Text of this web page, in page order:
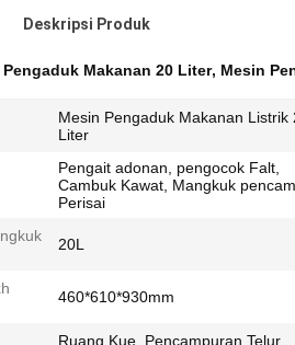
Deskripsi Produk
Pengaduk Makanan 20 Liter, Mesin
Mesin Pengaduk Makanan Listrik
Liter
Pengait adonan, pengocok Falt,
Cambuk Kawat, Mangkuk
Perisai
20L
460*610*930mm
Ruang Kue, Pencampuran Telur,